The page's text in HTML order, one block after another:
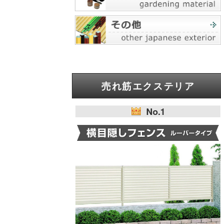
売れ筋エクステリア
No.1